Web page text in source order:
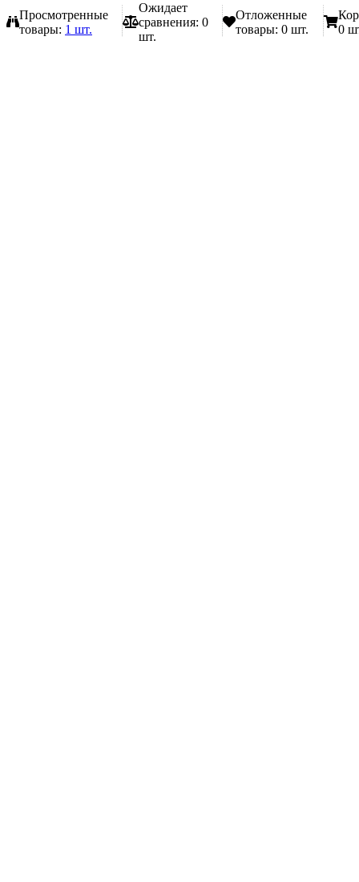
Просмотренные
товары: 1 шт.
Ожидает
сравнения: 0
шт.
Отложенные
товары: 0 шт.
0